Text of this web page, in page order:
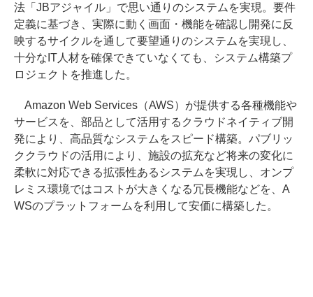
法「JBアジャイル」で思い通りのシステムを実現。要件
定義に基づき、実際に動く画面・機能を確認し開発に反
映するサイクルを通して要望通りのシステムを実現し、
十分なIT人材を確保できていなくても、システム構築プ
ロジェクトを推進した。
Amazon Web Services（AWS）が提供する各種機能や
サービスを、部品として活用するクラウドネイティブ開
発により、高品質なシステムをスピード構築。パブリッ
ククラウドの活用により、施設の拡充など将来の変化に
柔軟に対応できる拡張性あるシステムを実現し、オンプ
レミス環境ではコストが大きくなる冗長機能などを、A
WSのプラットフォームを利用して安価に構築した。